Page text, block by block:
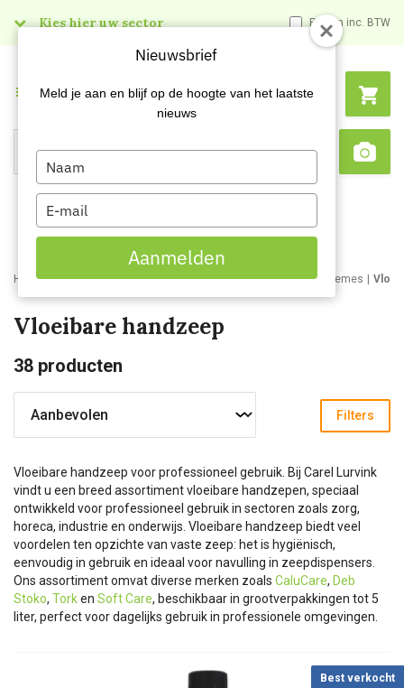
Kies hier uw sector Prijzen inc. BTW
Search
Menu
Home Webshop Schoonmaakartikelen Handzepen en huidcremes
Vloeibare handzeep
38 producten
Filters
Vloeibare handzeep voor professioneel gebruik. Bij Carel Lurvink
vindt u een breed assortiment vloeibare handzepen, speciaal
ontwikkeld voor professioneel gebruik in sectoren zoals zorg,
horeca, industrie en onderwijs. Vloeibare handzeep biedt veel
voordelen ten opzichte van vaste zeep: het is hygiënisch,
eenvoudig in gebruik en ideaal voor navulling in zeepdispensers.
Ons assortiment omvat diverse merken zoals CaluCare, Deb
Stoko, Torken Soft Care, beschikbaar in grootverpakkingen tot 5
liter, perfect voor dagelijks gebruik in professionele omgevingen.
Best verkocht
Nieuwsbrief
Meld je aan en blijf op de hoogte van het laatste
nieuws
Type
your
name
Type
your
email
Aanmelden